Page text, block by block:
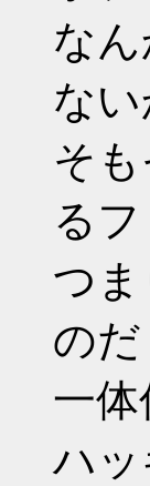
な
ない
そ
る
つ
のだ
一
ハ